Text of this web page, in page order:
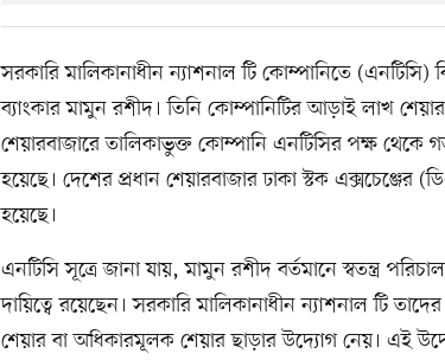
সরকারি মালিকানাধীন ন্যাশনাল টি কোম্পানিতে
ব্যাংকার মামুন রশীদ। তিনি কোম্পানিটির আড়াই লাখ
শেয়ারবাজারে তালিকাভুক্ত কোম্পানি এনটিসির পক্ষ
হয়েছে। দেশের প্রধান শেয়ারবাজার ঢাকা স্টক
হয়েছে।
এনটিসি সূত্রে জানা যায়, মামুন রশীদ বর্তমানে স্বতন্ত্র
দায়িত্বে রয়েছেন। সরকারি মালিকানাধীন ন্যাশনাল টি
শেয়ার বা অধিকারমূলক শেয়ার ছাড়ার উদ্যোগ নেয়। এই